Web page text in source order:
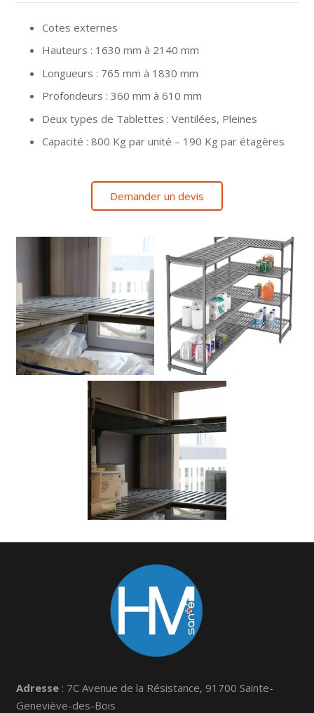
Cotes externes
Hauteurs : 1630 mm à 2140 mm
Longueurs : 765 mm à 1830 mm
Profondeurs : 360 mm à 610 mm
Deux types de Tablettes : Ventilées, Pleines
Capacité : 800 Kg par unité – 190 Kg par étagères
Demander un devis
Adresse: 7C Avenue de la Résistance, 91700 Sainte-
Geneviève-des-Bois